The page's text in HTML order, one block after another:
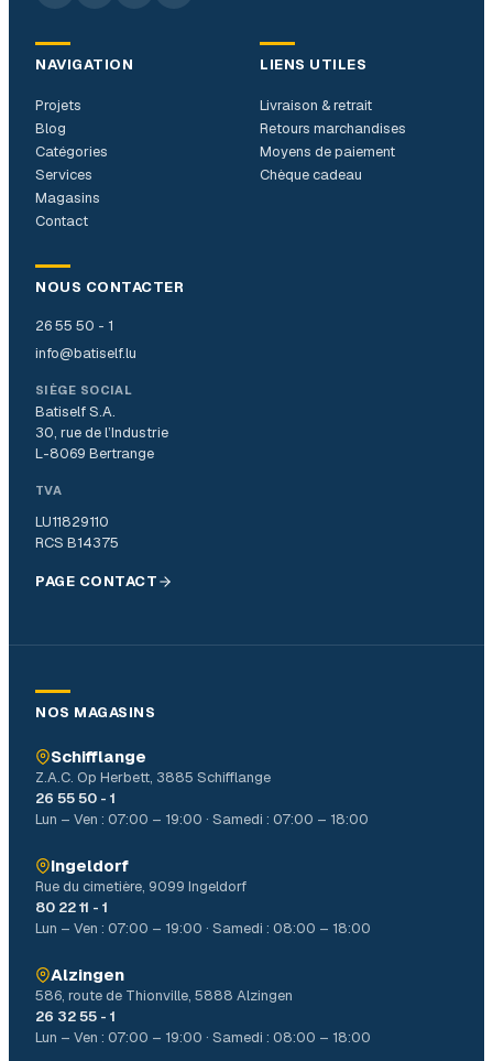
NAVIGATION
Projets
Blog
Catégories
Services
Magasins
Contact
LIENS UTILES
Livraison & retrait
Retours marchandises
Moyens de paiement
Chèque cadeau
NOUS CONTACTER
26 55 50 - 1
info@batiself.lu
SIÈGE SOCIAL
Batiself S.A.
30, rue de l’Industrie
L-8069 Bertrange
TVA
LU11829110
RCS B14375
PAGE CONTACT
NOS MAGASINS
Schifflange
Z.A.C. Op Herbett, 3885 Schifflange
26 55 50 - 1
Lun – Ven : 07:00 – 19:00 · Samedi : 07:00 – 18:00
Ingeldorf
Rue du cimetière, 9099 Ingeldorf
80 22 11 - 1
Lun – Ven : 07:00 – 19:00 · Samedi : 08:00 – 18:00
Alzingen
586, route de Thionville, 5888 Alzingen
26 32 55 - 1
Lun – Ven : 07:00 – 19:00 · Samedi : 08:00 – 18:00